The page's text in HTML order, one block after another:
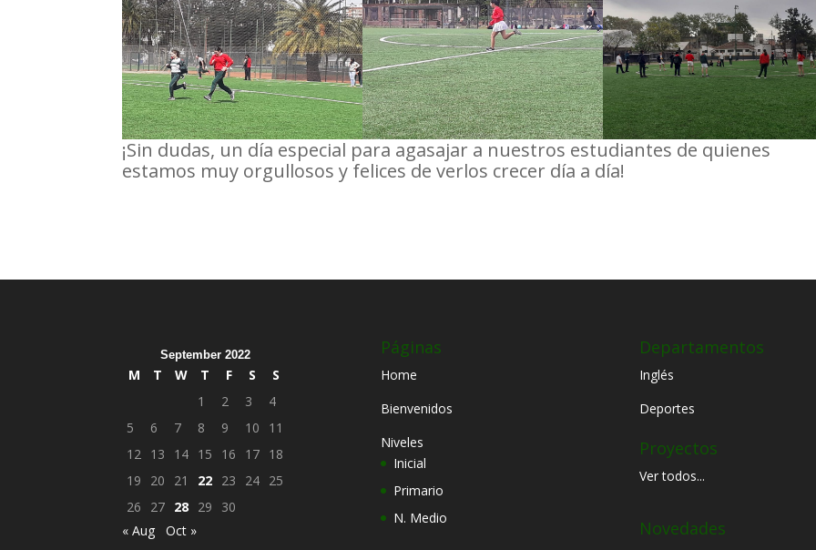
¡Sin dudas, un día especial para agasajar a nuestros estudiantes de quienes
estamos muy orgullosos y felices de verlos crecer día a día!
September 2022
M T W T F S
S
1
2 3
4
5
6 7 8 9 10
11
12
13 14 15 16 17 18
19
20 21 22 23 24 25
26
27 28 29
30
« Aug
Oct »
Páginas
Home
Bienvenidos
Niveles
Inicial
Primario
N. Medio
Departamentos
Inglés
Deportes
Proyectos
Ver todos...
Novedades